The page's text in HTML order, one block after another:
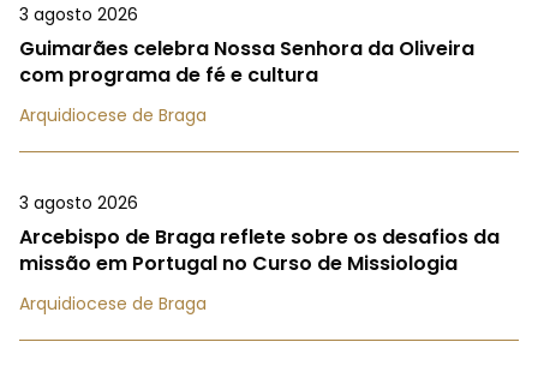
3 agosto 2026
Guimarães celebra Nossa Senhora da Oliveira
com programa de fé e cultura
Arquidiocese de Braga
3 agosto 2026
Arcebispo de Braga reflete sobre os desafios da
missão em Portugal no Curso de Missiologia
Arquidiocese de Braga